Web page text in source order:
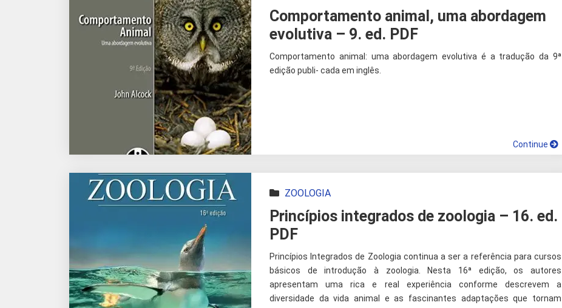
Comportamento animal, uma abordagem
evolutiva – 9. ed. PDF
Comportamento animal: uma abordagem evolutiva é a tradução da 9ª
edição publi- cada em inglês.
Continue
ZOOLOGIA
Princípios integrados de zoologia – 16. ed.
PDF
Princípios Integrados de Zoologia continua a ser a referência para cursos
básicos de introdução à zoologia. Nesta 16ª edição, os autores
apresentam uma rica e real experiência conforme descrevem a
diversidade da vida animal e as fascinantes adaptações que tornam